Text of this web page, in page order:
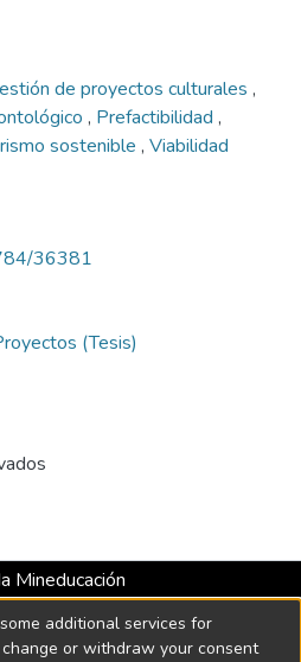
de proyectos culturales ,
, Prefactibilidad ,
sostenible , Viabilidad
36381
(Tesis)
Mineducación
Institucional hasta 2026 -
2158 de 2018
additional services for
or withdraw your consent